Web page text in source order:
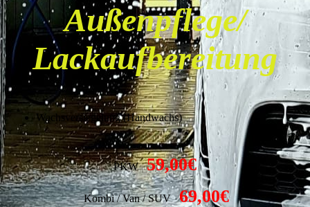
Außenpflege/
Lackaufbereitung
Wachsversiegelung (Handwachs)
PKW59,00€
Kombi / Van / SUV69,00€